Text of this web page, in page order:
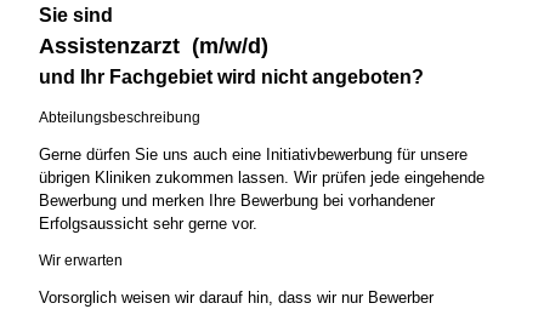
Sie sind
Assistenzarzt (m/w/d)
und Ihr Fachgebiet wird nicht angeboten?
Abteilungsbeschreibung
Gerne dürfen Sie uns auch eine Initiativbewerbung für unsere
übrigen Kliniken zukommen lassen. Wir prüfen jede eingehende
Bewerbung und merken Ihre Bewerbung bei vorhandener
Erfolgsaussicht sehr gerne vor.
Wir erwarten
Vorsorglich weisen wir darauf hin, dass wir nur Bewerber